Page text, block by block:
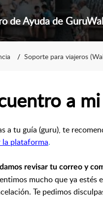
de Ayuda de
Soporte para viajeros
a
a tu guía (guru), te
la plataforma.
revisar tu correo y
mucho que ya
Te pedimos